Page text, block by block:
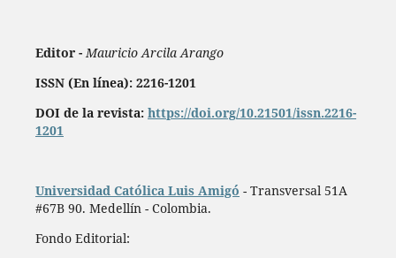
Editor -Mauricio Arcila Arango
ISSN (En línea): 2216-1201
DOI de la revista: https://doi.org/10.21501/issn.2216-
1201
Universidad Católica Luis Amigó - Transversal 51A
#67B 90. Medellín - Colombia.
Fondo Editorial: